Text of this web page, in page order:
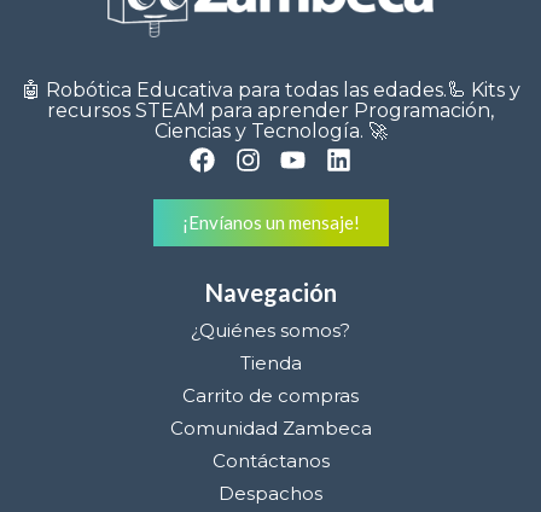
🤖 Robótica Educativa para todas las edades.🦾 Kits y
recursos STEAM para aprender Programación,
Ciencias y Tecnología. 🚀
¡Envíanos un mensaje!
Navegación
¿Quiénes somos?
Tienda
Carrito de compras
Comunidad Zambeca
Contáctanos
Despachos